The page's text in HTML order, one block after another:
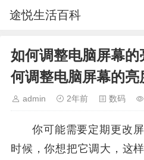
途悦生活百科
如何调整电脑屏幕
何调整电脑屏幕的亮
admin 2年前 数码
你可能需要定期更改
时候，你想把它调大，这